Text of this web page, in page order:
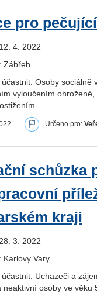
pro pečující
4. 2022
Zábřeh
Osoby sociálně
vyloučením ohrožené,
Určeno pro:
schůzka
kraji
3. 2022
Karlovy Vary
Uchazeči a
neaktivní osoby ve věku